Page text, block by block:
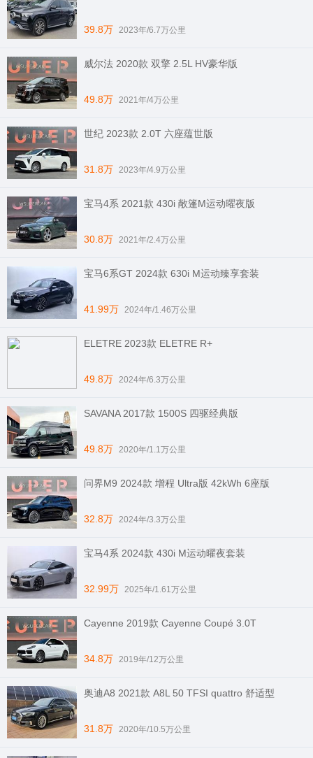
39.8万 2023年/6.7万公里
威尔法 2020款 双擎 2.5L HV豪华版
49.8万 2021年/4万公里
世纪 2023款 2.0T 六座蕴世版
31.8万 2023年/4.9万公里
宝马4系 2021款 430i 敞篷M运动曜夜版
30.8万 2021年/2.4万公里
宝马6系GT 2024款 630i M运动臻享套装
41.99万 2024年/1.46万公里
ELETRE 2023款 ELETRE R+
49.8万 2024年/6.3万公里
SAVANA 2017款 1500S 四驱经典版
49.8万 2020年/1.1万公里
问界M9 2024款 增程 Ultra版 42kWh 6座版
32.8万 2024年/3.3万公里
宝马4系 2024款 430i M运动曜夜套装
32.99万 2025年/1.61万公里
Cayenne 2019款 Cayenne Coupé 3.0T
34.8万 2019年/12万公里
奥迪A8 2021款 A8L 50 TFSI quattro 舒适型
31.8万 2020年/10.5万公里